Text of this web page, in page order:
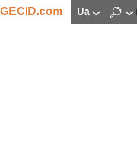
GECID.com ua